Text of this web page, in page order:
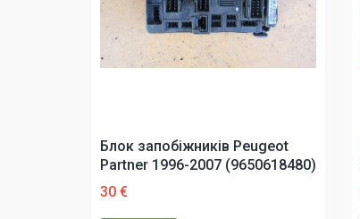
Блок запобіжників Peugeot
Partner 1996-2007 (9650618480)
30 €